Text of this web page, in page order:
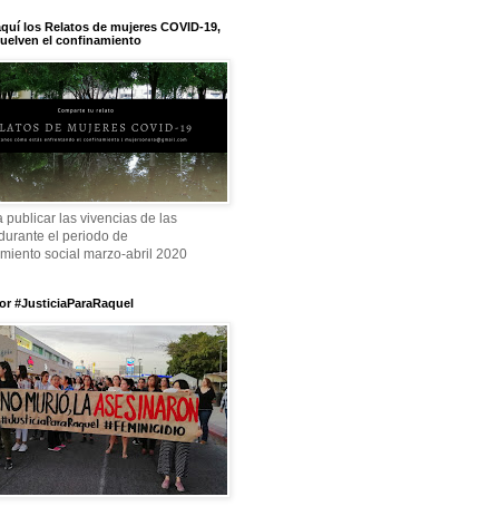
los Relatos de mujeres COVID-19,
el confinamiento
publicar las vivencias de las
el periodo de
social marzo-abril 2020
#JusticiaParaRaquel